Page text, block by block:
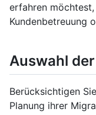
erfahren
Kundenbetreuung
Auswahl
Berücksichtigen
Planung ihrer